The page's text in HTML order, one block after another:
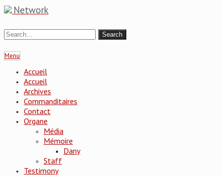
Network
Menu
Accueil
Accueil
Archives
Commanditaires
Contact
Organe
Média
Mémoire
Dany
Staff
Testimony